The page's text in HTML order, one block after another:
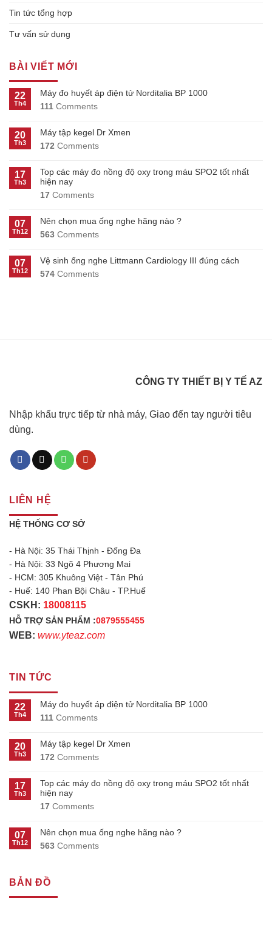
Tin tức tổng hợp
Tư vấn sử dụng
BÀI VIẾT MỚI
22
Th4
Máy đo huyết áp điện tử Norditalia BP 1000
111 Comments
20
Th3
Máy tập kegel Dr Xmen
172 Comments
17
Th3
Top các máy đo nồng độ oxy trong máu SPO2 tốt nhất
hiện nay
17 Comments
07
Th12
Nên chọn mua ống nghe hãng nào ?
563 Comments
07
Th12
Vệ sinh ống nghe Littmann Cardiology III đúng cách
574 Comments
CÔNG TY THIẾT BỊ Y TẾ AZ
Nhập khẩu trực tiếp từ nhà máy, Giao đến tay người tiêu
dùng.
LIÊN HỆ
HỆ THỐNG CƠ SỞ
- Hà Nội: 35 Thái Thịnh - Đống Đa
- Hà Nội: 33 Ngõ 4 Phương Mai
- HCM: 305 Khuông Việt - Tân Phú
- Huế: 140 Phan Bội Châu - TP.Huế
CSKH: 18008115
HỖ TRỢ SẢN PHẨM :0879555455
WEB: www.yteaz.com
TIN TỨC
22
Th4
Máy đo huyết áp điện tử Norditalia BP 1000
111 Comments
20
Th3
Máy tập kegel Dr Xmen
172 Comments
17
Th3
Top các máy đo nồng độ oxy trong máu SPO2 tốt nhất
hiện nay
17 Comments
07
Th12
Nên chọn mua ống nghe hãng nào ?
563 Comments
BẢN ĐỒ